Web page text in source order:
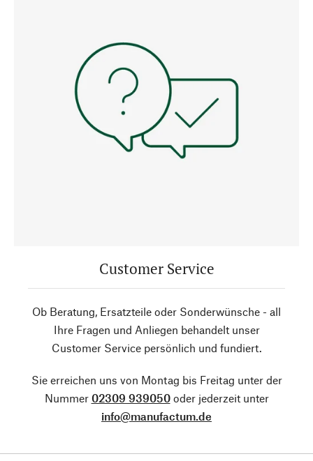
Customer Service
Ob Beratung, Ersatzteile oder Sonderwünsche - all
Ihre Fragen und Anliegen behandelt unser
Customer Service persönlich und fundiert.
Sie erreichen uns von Montag bis Freitag unter der
Nummer 02309 939050oder jederzeit unter
info@manufactum.de